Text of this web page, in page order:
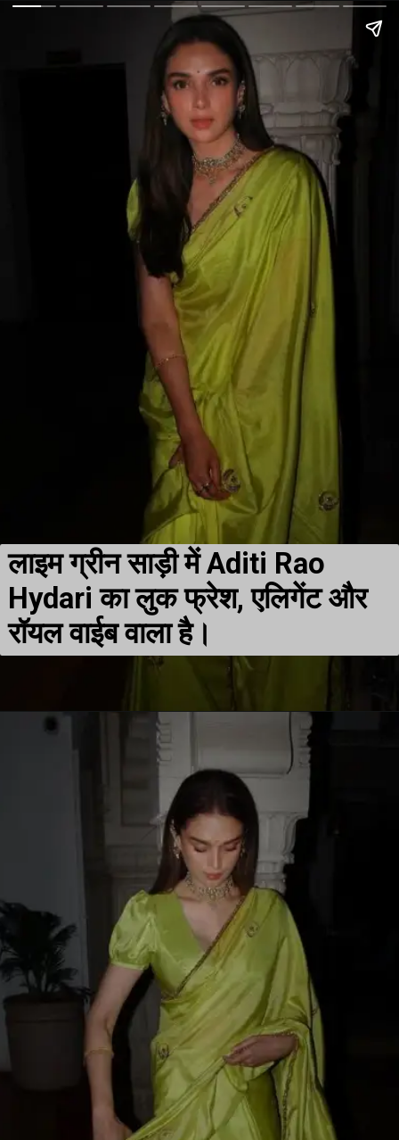
लाइम ग्रीन साड़ी में Aditi Rao
Hydari का लुक फ्रेश, एलिगेंट और
रॉयल वाईब वाला है।